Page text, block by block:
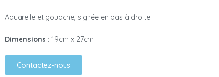
Aquarelle et gouache, signée en bas à droite.
Dimensions : 19cm x 27cm
Contactez-nous